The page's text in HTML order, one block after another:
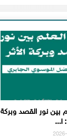
بين نور القصد وبركة
ا...